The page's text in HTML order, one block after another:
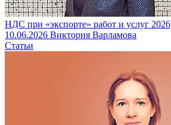
НДС при «экспорте» работ и услуг 2026
10.06.2026 Виктория Варламова
Статьи